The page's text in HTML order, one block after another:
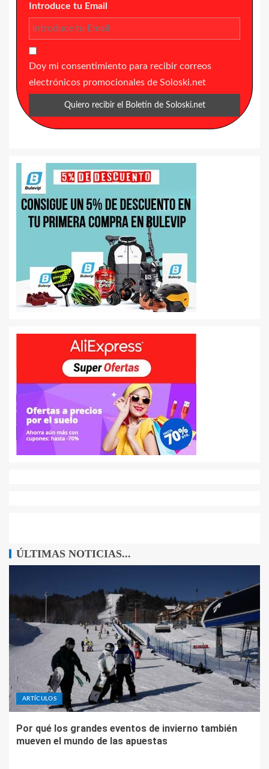
Introduce tu Email
Doy mi consentimiento para recibir correos
electrónicos promocionales de Soloski.net
ÚLTIMAS NOTICIAS...
ARTÍCULOS
Por qué los grandes eventos de invierno también
mueven el mundo de las apuestas